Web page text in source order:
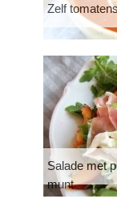
Zelf
Salade met
munt